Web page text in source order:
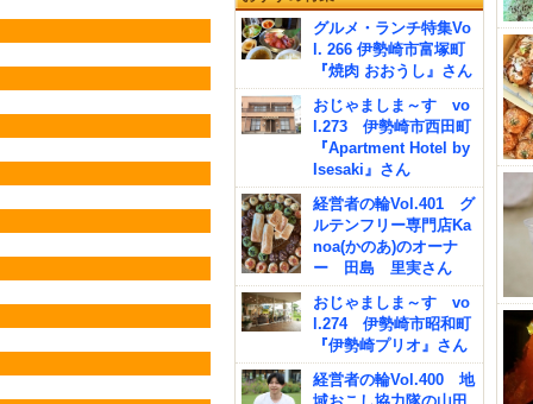
グルメ・ランチ特集Vo
l. 266 伊勢崎市富塚町
『焼肉 おおうし』さん
おじゃましま～す vo
l.273 伊勢崎市西田町
『Apartment Hotel by
Isesaki』さん
経営者の輪Vol.401 グ
ルテンフリー専門店Ka
noa(かのあ)のオーナ
ー 田島 里実さん
おじゃましま～す vo
l.274 伊勢崎市昭和町
『伊勢崎プリオ』さん
経営者の輪Vol.400 地